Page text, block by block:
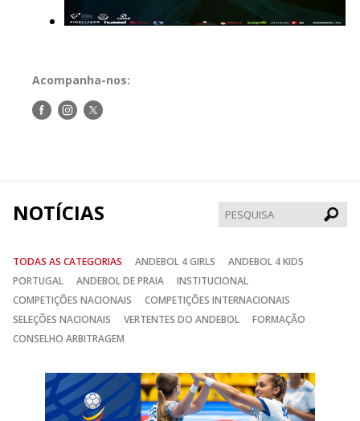
Acompanha-nos:
Siga-Siga-Siga-
NOTÍCIAS
TODAS AS CATEGORIAS ANDEBOL 4 GIRLS
ANDEBOL 4 KIDS
PORTUGAL
ANDEBOL DE PRAIA
INSTITUCIONAL
COMPETIÇÕES NACIONAIS
COMPETIÇÕES INTERNACIONAIS
SELEÇÕES NACIONAIS
VERTENTES DO ANDEBOL
FORMAÇÃO
CONSELHO ARBITRAGEM
Anterior